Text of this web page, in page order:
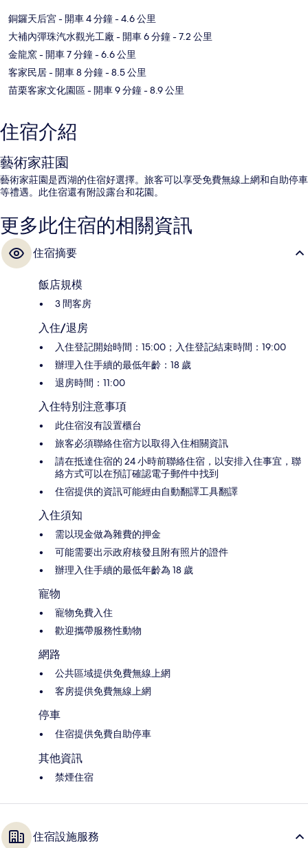
銅鑼天后宮- 開車 4 分鐘- 4.6 公里
大補內彈珠汽水觀光工廠 - 開車 6 分鐘- 7.2 公里
金龍窯- 開車 7 分鐘- 6.6 公里
客家民居- 開車 8 分鐘- 8.5 公里
苗栗客家文化園區- 開車 9 分鐘- 8.9 公里
住宿介紹
藝術家莊園
藝術家莊園是西湖的住宿好選擇。旅客可以享受免費無線上網和自助停車
等禮遇。此住宿還有附設露台和花園。
更多此住宿的相關資訊
住宿摘要
飯店規模
3 間客房
入住/退房
入住登記開始時間：15:00；入住登記結束時間：19:00
辦理入住手續的最低年齡：18 歲
退房時間：11:00
入住特別注意事項
此住宿沒有設置櫃台
旅客必須聯絡住宿方以取得入住相關資訊
請在抵達住宿的 24 小時前聯絡住宿，以安排入住事宜，聯
絡方式可以在預訂確認電子郵件中找到
住宿提供的資訊可能經由自動翻譯工具翻譯
入住須知
需以現金做為雜費的押金
可能需要出示政府核發且附有照片的證件
辦理入住手續的最低年齡為 18 歲
寵物
寵物免費入住
歡迎攜帶服務性動物
網路
公共區域提供免費無線上網
客房提供免費無線上網
停車
住宿提供免費自助停車
其他資訊
禁煙住宿
住宿設施服務